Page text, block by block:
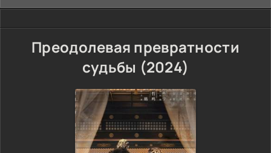
Преодолевая превратности
судьбы (2024)